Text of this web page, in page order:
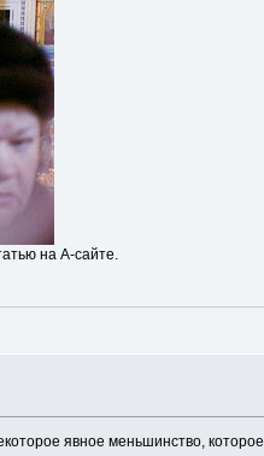
на А-сайте.
явное меньшинство,